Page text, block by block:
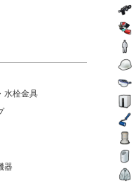
水栓金具
器